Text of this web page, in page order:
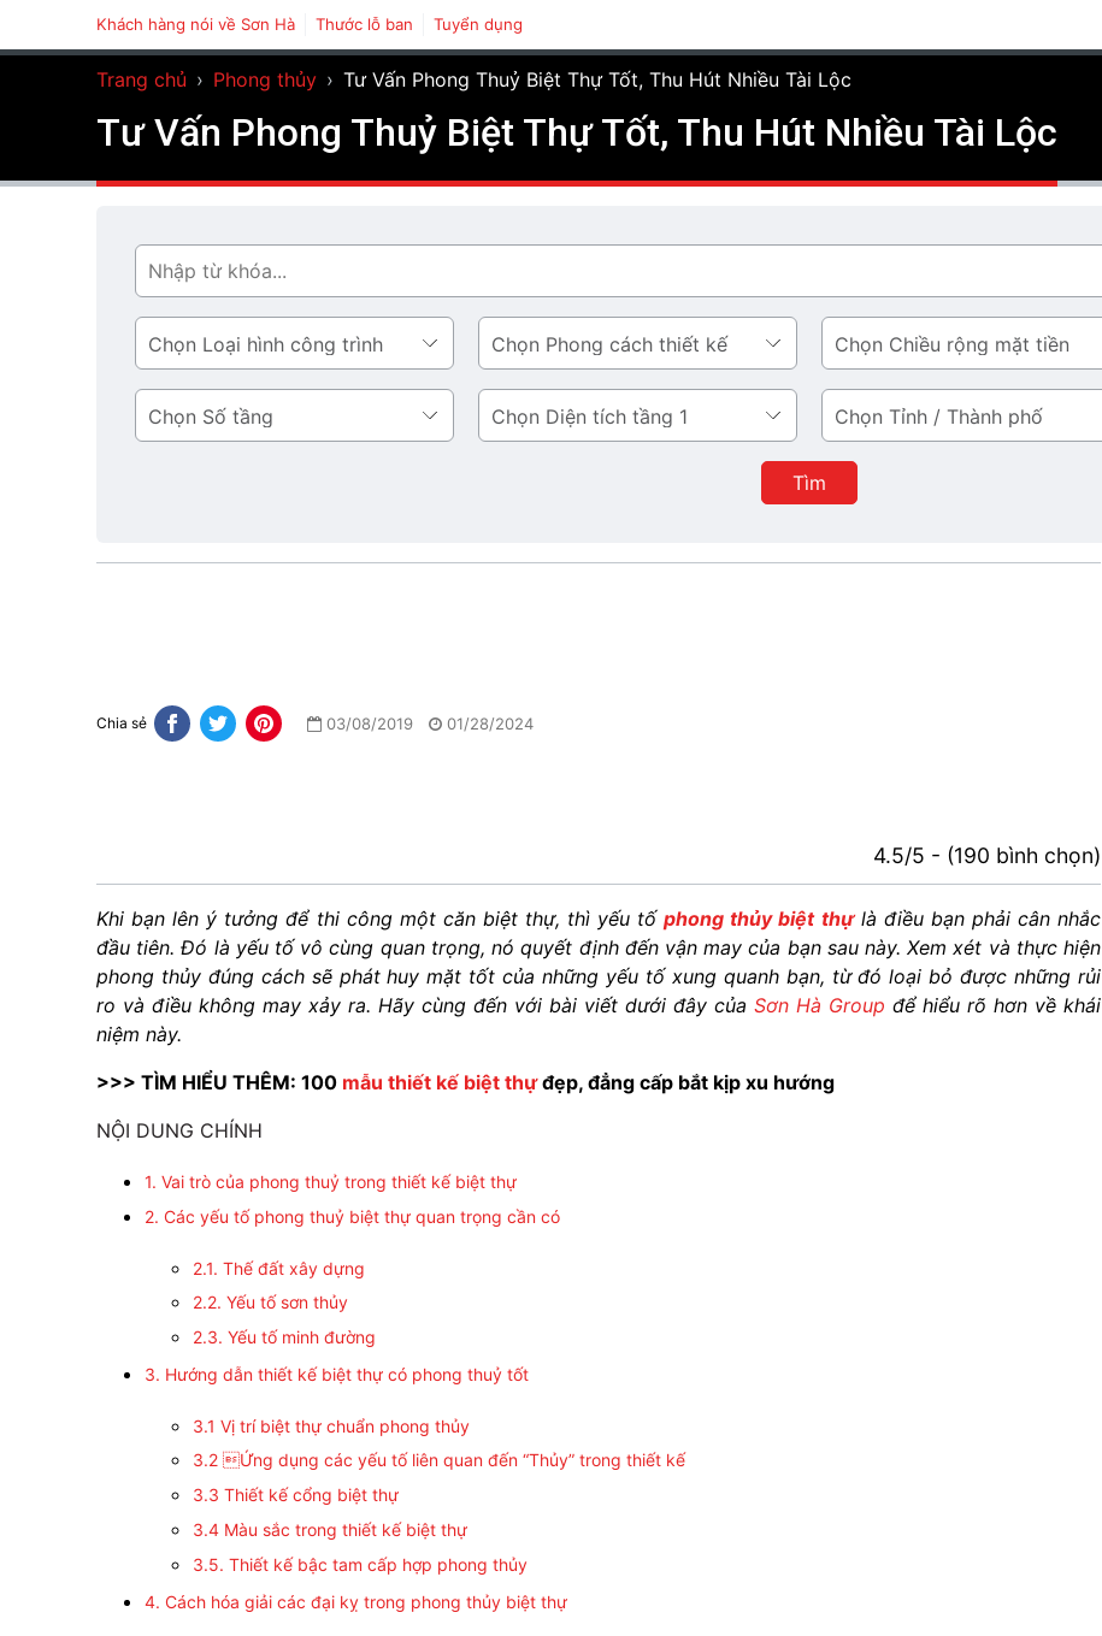
Khách hàng nói về Sơn Hà Thước lỗ ban Tuyển dụng
Trang chủ › Phong thủy › Tư Vấn Phong Thuỷ Biệt Thự Tốt, Thu Hút Nhiều Tài Lộc
Tư Vấn Phong Thuỷ Biệt Thự Tốt, Thu Hút Nhiều Tài Lộc
Tìm
Loại
hình
công
trình
Phong
cách
thiết
kế
Chiều
rộng
mặt
tiền
Số
tầng
Diện
tích
Tỉnh
/
Thành
phố
Tìm
Chia sẻ 03/08/2019 01/28/2024
4.5/5 - (190 bình chọn)
Khi bạn lên ý tưởng để thi công một căn biệt thự, thì yếu tốphong thủy biệt thựlà điều bạn phải cân nhắc
đầu tiên. Đó là yếu tố vô cùng quan trọng, nó quyết định đến vận may của bạn sau này. Xem xét và thực hiện
phong thủy đúng cách sẽ phát huy mặt tốt của những yếu tố xung quanh bạn, từ đó loại bỏ được những rủi
ro và điều không may xảy ra. Hãy cùng đến với bài viết dưới đây của Sơn Hà Group để hiểu rõ hơn về khái
niệm này.
>>> TÌM HIỂU THÊM: 100 mẫu thiết kế biệt thựđẹp, đẳng cấp bắt kịp xu hướng
NỘI DUNG CHÍNH
1. Vai trò của phong thuỷ trong thiết kế biệt thự
2. Các yếu tố phong thuỷ biệt thự quan trọng cần có
2.1. Thế đất xây dựng
2.2. Yếu tố sơn thủy
2.3. Yếu tố minh đường
3. Hướng dẫn thiết kế biệt thự có phong thuỷ tốt
3.1 Vị trí biệt thự chuẩn phong thủy
3.2 Ứng dụng các yếu tố liên quan đến “Thủy” trong thiết kế
3.3 Thiết kế cổng biệt thự
3.4 Màu sắc trong thiết kế biệt thự
3.5. Thiết kế bậc tam cấp hợp phong thủy
4. Cách hóa giải các đại kỵ trong phong thủy biệt thự